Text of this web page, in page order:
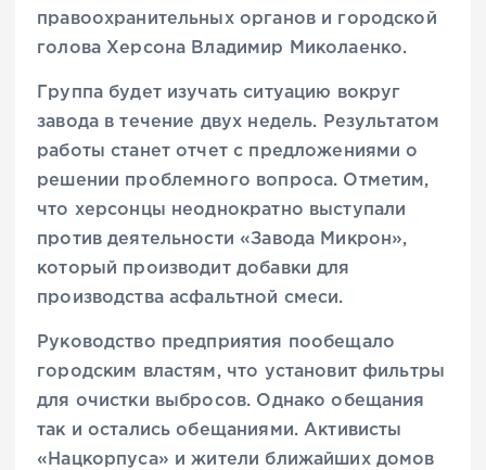
правоохранительных органов и городской
голова Херсона Владимир Миколаенко.
Группа будет изучать ситуацию вокруг
завода в течение двух недель. Результатом
работы станет отчет с предложениями о
решении проблемного вопроса. Отметим,
что херсонцы неоднократно выступали
против деятельности «Завода Микрон»,
который производит добавки для
производства асфальтной смеси.
Руководство предприятия пообещало
городским властям, что установит фильтры
для очистки выбросов. Однако обещания
так и остались обещаниями. Активисты
«Нацкорпуса» и жители ближайших домов